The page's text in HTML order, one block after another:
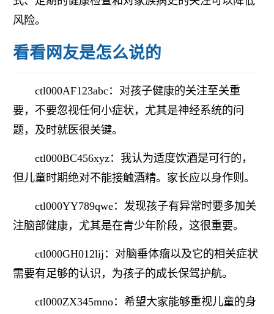
风险。
看看网友是怎么说的
ctl000AF123abc：对孩子健康的关注至关重
要，不要忽视任何小症状，尤其是神经系统的问
题，及时就医很关键。
ctl000BC456xyz：我认为适度饮酒是可行的，
但儿童时期绝对不能接触酒精。家长应以身作则。
ctl000YY789qwe：发现孩子有异常时要多加关
注脑部健康，尤其是在青少年阶段，这很重要。
ctl000GH012lij：对脑垂体瘤以及它的相关症状
需要有足够的认识，为孩子的成长保驾护航。
ctl000ZX345mno：希望大家能够重视儿童的身